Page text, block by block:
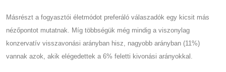
Másrészt a fogyasztói életmódot preferáló válaszadók egy kicsit más
nézőpontot mutatnak. Míg többségük még mindig a viszonylag
konzervatív visszavonási arányban hisz, nagyobb arányban (11%)
vannak azok, akik elégedettek a 6% feletti kivonási arányokkal.